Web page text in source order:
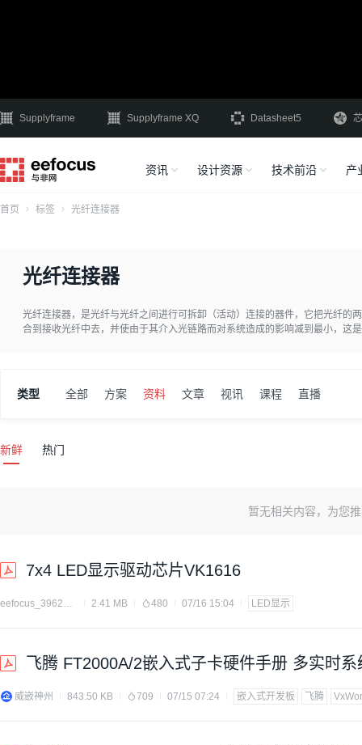
Supplyframe Supplyframe XQ Datasheet5
资讯 设计资源 技术前沿 产
首页 标签 光纤连接器
光纤连接器
光纤连接器，是光纤与光纤之间进行可拆卸（活动）连接的器件，它把光纤的
合到接收光纤中去，并使由于其介入光链路而对系统造成的影响减到最小，这
类型 全部 方案 资料 文章 视讯 课程 直播
新鲜 热门
暂无相关内容，为您
7x4 LED显示驱动芯片VK1616
eefocus_3962175 2.41 MB 480 07/16 15:04 LED显示
飞腾 FT2000A/2嵌入式子卡硬件手册 多实时
威嵌神州 843.50 KB 709 07/15 07:24 嵌入式开发板 飞腾